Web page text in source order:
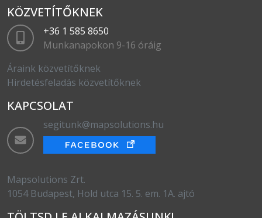
KÖZVETÍTŐKNEK
+36 1 585 8650
Munkanapokon 9-16 óráig
Áraink közvetítőknek
Hirdetésfeladás közvetítőknek
KAPCSOLAT
segitunk@mapsolutions.hu
Mapsolutions Zrt.
1054 Budapest, Hold utca 15. 5. em. 1A. ajtó